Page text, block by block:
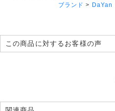
ブランド > DaYan
この商品に対するお客様の声